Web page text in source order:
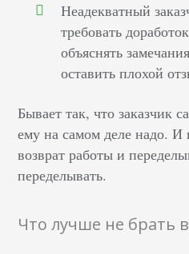
Неадекватный
требовать
объяснять
оставить плохой
Бывает так, что заказчик
ему на самом деле надо. И
возврат работы и
переделывать.
Что лучше не брать